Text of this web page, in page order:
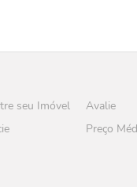
seu Imóvel
Avalie
Preço